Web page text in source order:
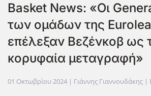
Basket News: «Οι
των ομάδων της
επέλεξαν Βεζένκοβ ως
κορυφαία μεταγραφή»
01 Οκτωβρίου 2024 | Γιάννης Γιαννουδάκης |